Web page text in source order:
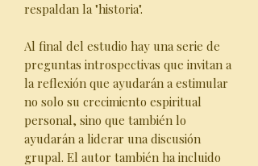
respaldan la "historia".
Al final del estudio hay una serie de
preguntas introspectivas que invitan a
la reflexión que ayudarán a estimular
no solo su crecimiento espiritual
personal, sino que también lo
ayudarán a liderar una discusión
grupal. El autor también ha incluido